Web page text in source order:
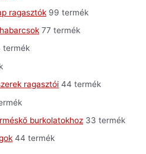
ragasztók 99 termék
77 termék
termék
ragasztói 44 termék
burkolatokhoz 33 termék
44 termék